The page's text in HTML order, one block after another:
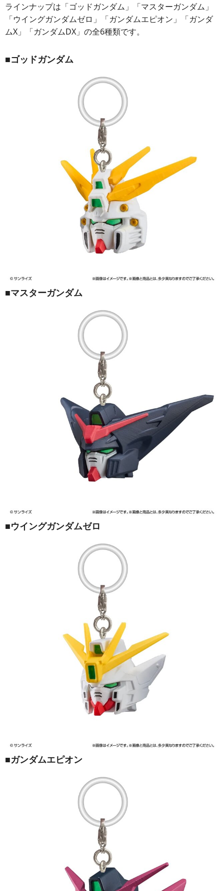
ラインナップは「ゴッドガンダム」「マスターガンダム」
「ウイングガンダムゼロ」「ガンダムエピオン」「ガンダ
ムX」「ガンダムDX」の全6種類です。
■ゴッドガンダム
■マスターガンダム
■ウイングガンダムゼロ
■ガンダムエピオン